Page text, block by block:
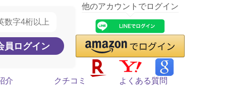
他のアカウントでログイン
介 クチコミ よくある質問